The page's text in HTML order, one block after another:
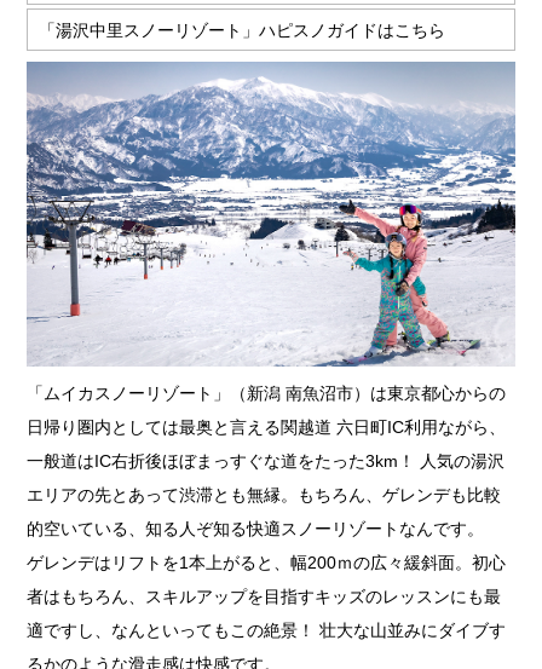
「湯沢中里スノーリゾート」ハピスノガイドはこちら
「ムイカスノーリゾート」（新潟 南魚沼市）は東京都心からの
日帰り圏内としては最奥と言える関越道 六日町IC利用ながら、
一般道はIC右折後ほぼまっすぐな道をたった3km！ 人気の湯沢
エリアの先とあって渋滞とも無縁。もちろん、ゲレンデも比較
的空いている、知る人ぞ知る快適スノーリゾートなんです。
ゲレンデはリフトを1本上がると、幅200ｍの広々緩斜面。初心
者はもちろん、スキルアップを目指すキッズのレッスンにも最
適ですし、なんといってもこの絶景！ 壮大な山並みにダイブす
るかのような滑走感は快感です。